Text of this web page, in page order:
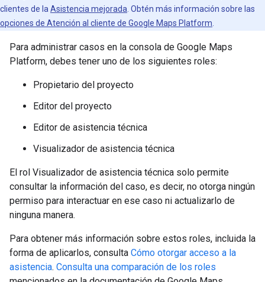
clientes de la Asistencia mejorada . Obtén más información sobre las
opciones de Atención al cliente de Google Maps Platform
Para administrar casos en la consola de Google Maps
Platform, debes tener uno de los siguientes roles:
Propietario del proyecto
Editor del proyecto
Editor de asistencia técnica
Visualizador de asistencia técnica
El rol Visualizador de asistencia técnica solo permite
consultar la información del caso, es decir, no otorga ningún
permiso para interactuar en ese caso ni actualizarlo de
ninguna manera.
Para obtener más información sobre estos roles, incluida la
forma de aplicarlos, consulta Cómo otorgar acceso a la
asistencia. Consulta una comparación de los roles